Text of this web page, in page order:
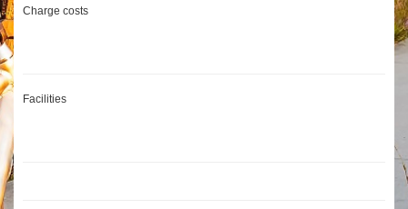
Charge costs
Facilities